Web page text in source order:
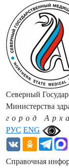
РУС ENG
Северный
Министерства
город
Справочная